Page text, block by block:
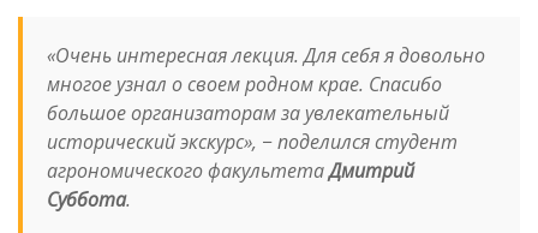
«Очень интересная лекция. Для себя я довольно
многое узнал о своем родном крае. Спасибо
большое организаторам за увлекательный
исторический экскурс», − поделился студент
агрономического факультетаДмитрий
Суббота.